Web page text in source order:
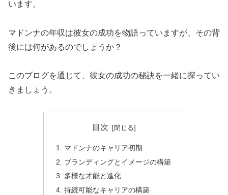
います。
マドンナの年収は彼女の成功を物語っていますが、その背
後には何があるのでしょうか？
このブログを通じて、彼女の成功の秘訣を一緒に探ってい
きましょう。
目次
マドンナのキャリア初期
ブランディングとイメージの構築
多様な才能と進化
持続可能なキャリアの構築